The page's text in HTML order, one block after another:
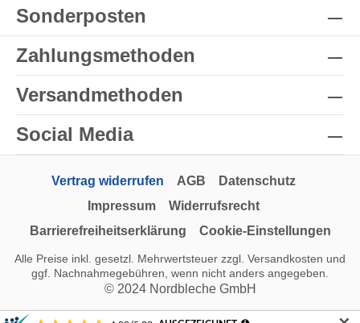
Sonderposten
Zahlungsmethoden
Versandmethoden
Social Media
Vertrag widerrufen AGB
Datenschutz
Impressum
Widerrufsrecht
Barrierefreiheitserklärung
Cookie-Einstellungen
Alle Preise inkl. gesetzl. Mehrwertsteuer zzgl. Versandkosten und
ggf. Nachnahmegebühren, wenn nicht anders angegeben.
© 2024 Nordbleche GmbH